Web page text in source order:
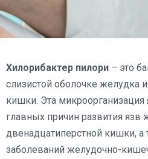
Хилорибактер пилори – это
слизистой оболочке желудка
кишки. Эта микроорганизация
главных причин развития язв
двенадцатиперстной кишки, а
заболеваний желудочно-